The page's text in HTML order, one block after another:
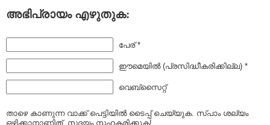
അഭിപ്രായം എഴുതുക:
പേര് *
ഈമെയില്‍ (പ്രസിദ്ധീകരിക്കില്ല) *
വെബ്സൈറ്റ്
താഴെ കാണുന്ന വാക്ക് പെട്ടിയില്‍ ടൈപ്പ്‌ ചെയ്യുക. സ്പാം ശല്യം
ഒഴിക്കാനാണിത്. സദയം സഹകരിക്കുക!